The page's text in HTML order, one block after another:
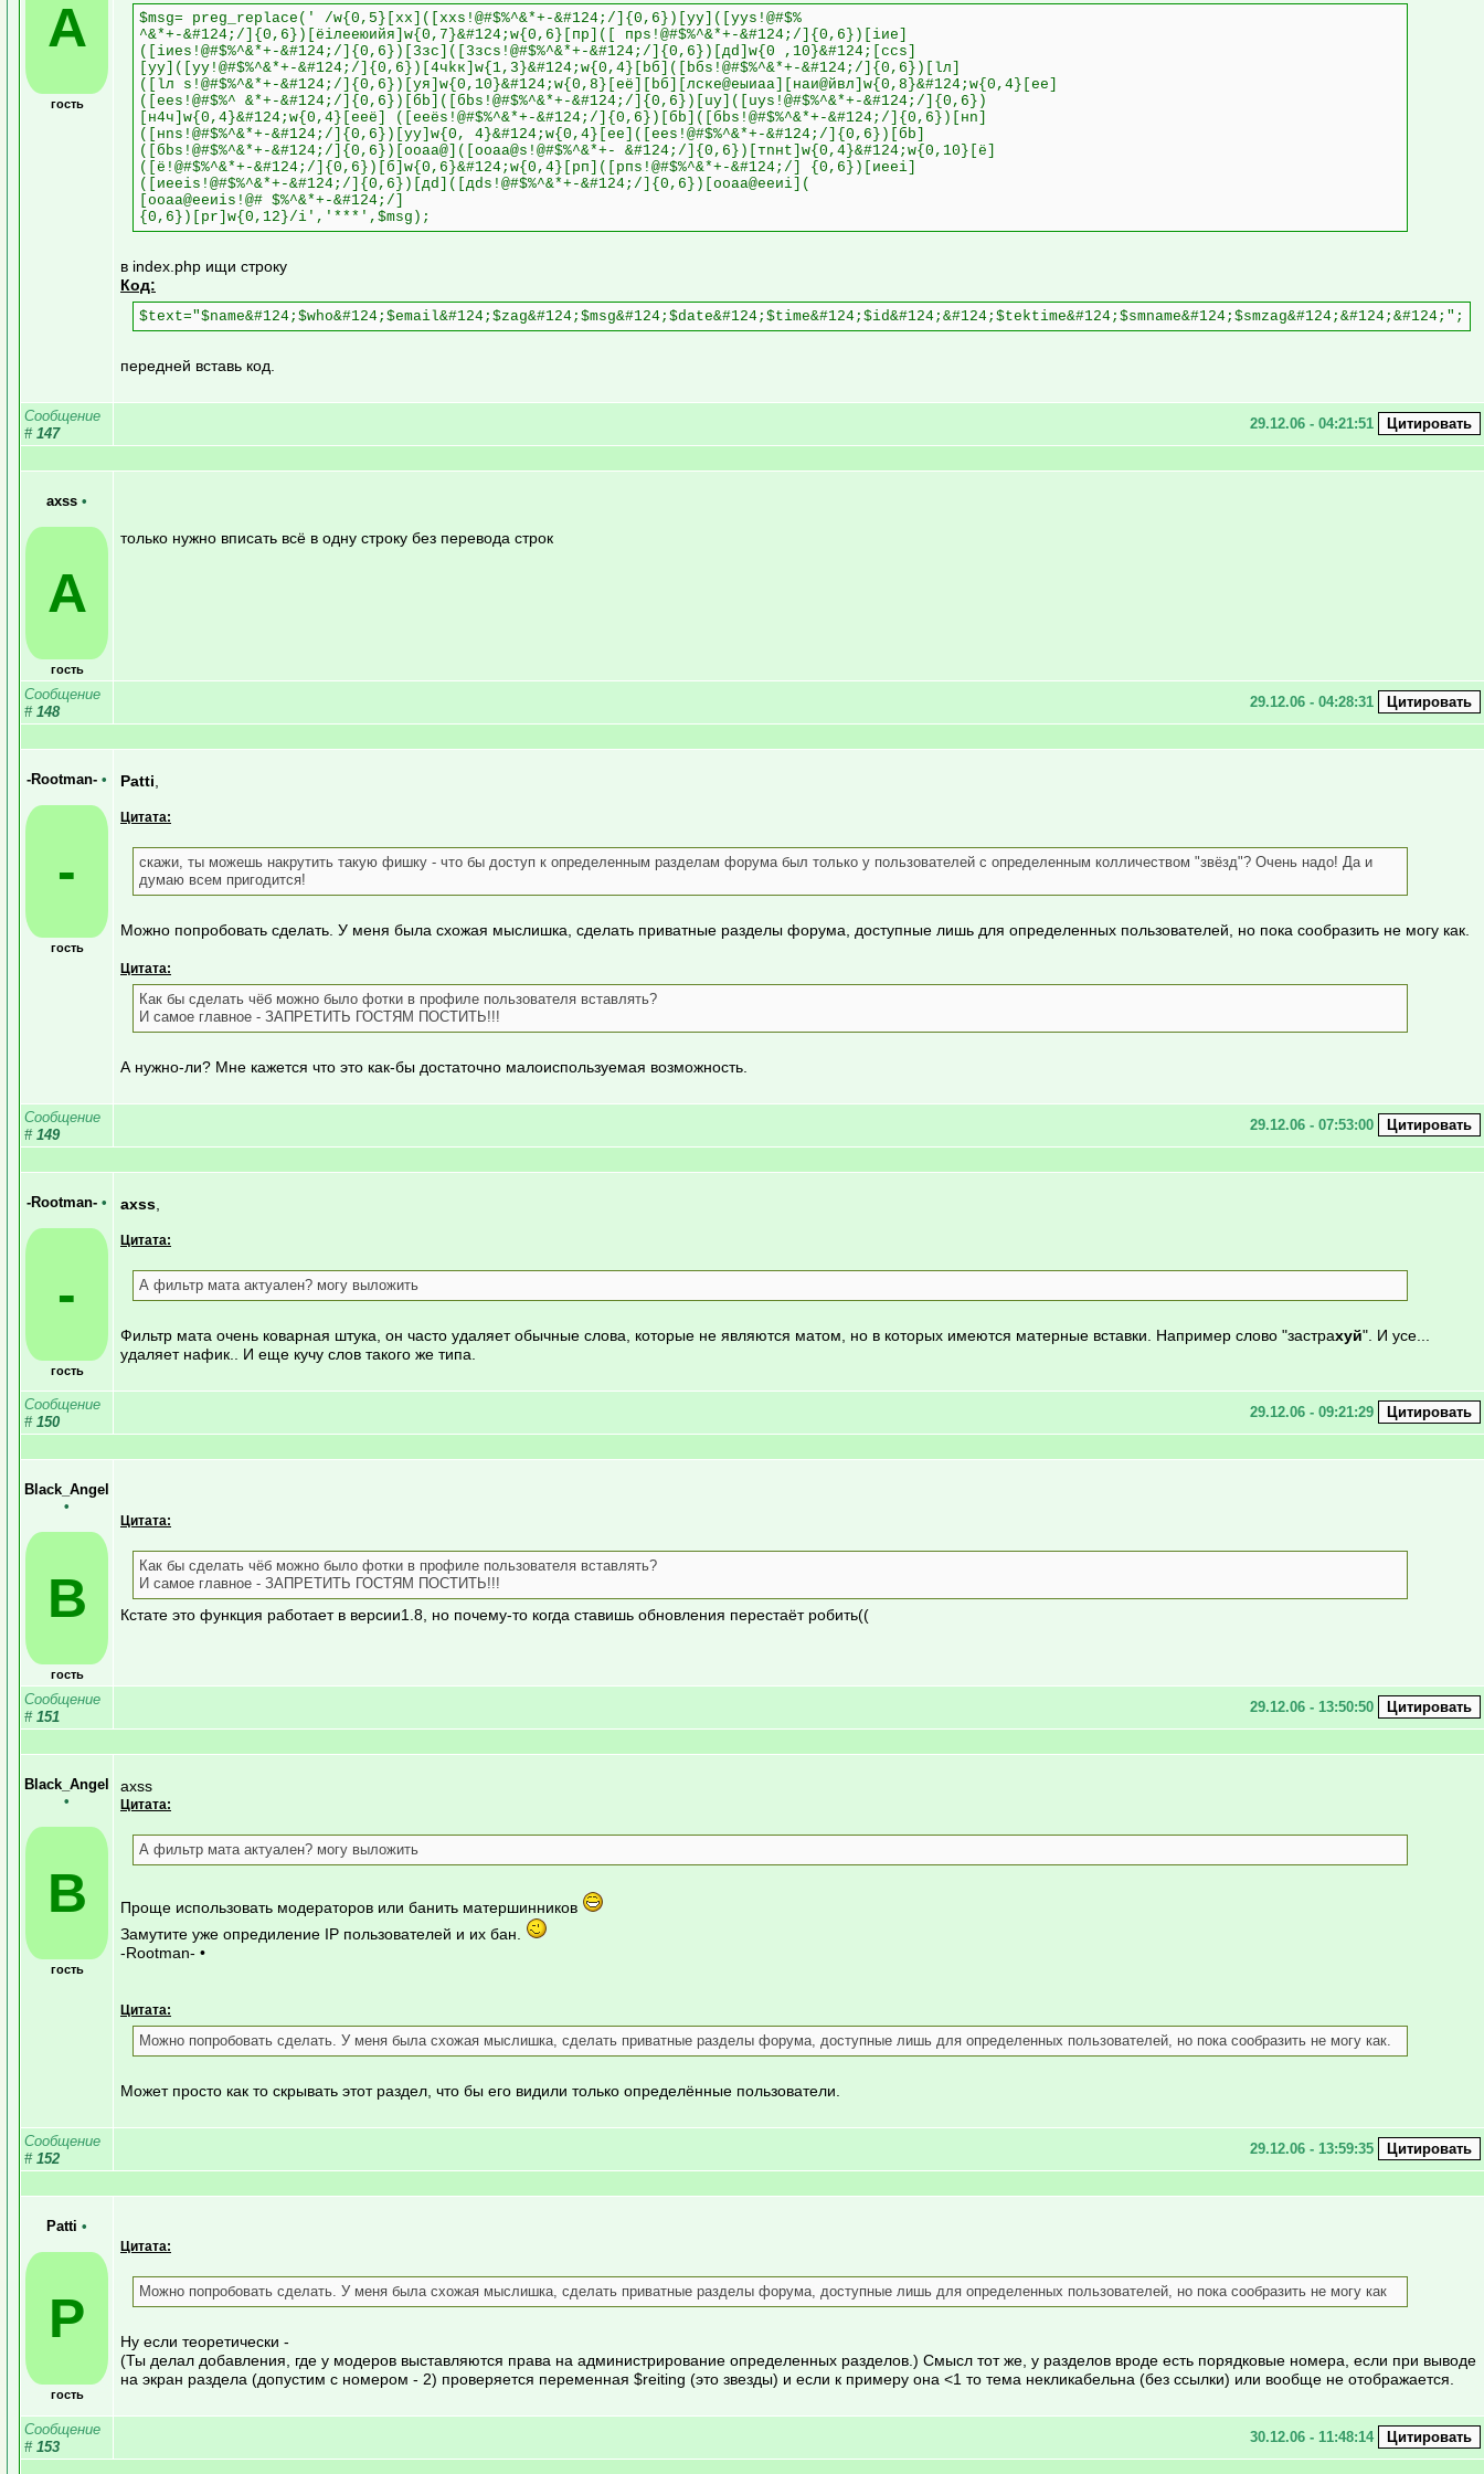
A
гость
$msg= preg_replace(' /w{0,5}[хx]([хxs!@#$%^&*+-&#124;/]{0,6})[уy]([уys!@#$%
^&*+-&#124;/]{0,6})[ёiлeеюийя]w{0,7}&#124;w{0,6}[пp]([ пps!@#$%^&*+-&#124;/]{0,6})[iие]
([iиеs!@#$%^&*+-&#124;/]{0,6})[3зс]([3зсs!@#$%^&*+-&#124;/]{0,6})[дd]w{0 ,10}&#124;[сcs]
[уy]([уy!@#$%^&*+-&#124;/]{0,6})[4чkк]w{1,3}&#124;w{0,4}[bб]([bбs!@#$%^&*+-&#124;/]{0,6})[lл]
([lл s!@#$%^&*+-&#124;/]{0,6})[yя]w{0,10}&#124;w{0,8}[её][bб][лске@eыиаa][наи@йвл]w{0,8}&#124;w{0,4}[еe]
([еes!@#$%^ &*+-&#124;/]{0,6})[бb]([бbs!@#$%^&*+-&#124;/]{0,6})[uу]([uуs!@#$%^&*+-&#124;/]{0,6})
[н4ч]w{0,4}&#124;w{0,4}[еeё] ([еeёs!@#$%^&*+-&#124;/]{0,6})[бb]([бbs!@#$%^&*+-&#124;/]{0,6})[нn]
([нns!@#$%^&*+-&#124;/]{0,6})[уy]w{0, 4}&#124;w{0,4}[еe]([еes!@#$%^&*+-&#124;/]{0,6})[бb]
([бbs!@#$%^&*+-&#124;/]{0,6})[оoаa@]([оoаa@s!@#$%^&*+- &#124;/]{0,6})[тnнt]w{0,4}&#124;w{0,10}[ё]
([ё!@#$%^&*+-&#124;/]{0,6})[б]w{0,6}&#124;w{0,4}[pп]([pпs!@#$%^&*+-&#124;/] {0,6})[иeеi]
([иeеis!@#$%^&*+-&#124;/]{0,6})[дd]([дds!@#$%^&*+-&#124;/]{0,6})[oоаa@еeиi](
[oоаa@еeиis!@# $%^&*+-&#124;/]
{0,6})[рr]w{0,12}/i','***',$msg);
в index.php ищи строку
Код:
$text="$name&#124;$who&#124;$email&#124;$zag&#124;$msg&#124;$date&#124;$time&#124;$id&#124;&#124;$tektime&#124;$smname&#124;$smzag&#124;&#124;&#124;";
передней вставь код.
Сообщение
# 147
29.12.06 - 04:21:51
axss •
A
гость
только нужно вписать всё в одну строку без перевода строк
Сообщение
# 148
29.12.06 - 04:28:31
-Rootman- •
-
гость
Patti
Цитата:
скажи, ты можешь накрутить такую фишку - что бы доступ к определенным разделам форума был только у пользователей с определенным колличеством "звёзд"? Очень надо! Да и
думаю всем пригодится!
Можно попробовать сделать. У меня была схожая мыслишка, сделать приватные разделы форума, доступные лишь для определенных пользователей, но пока сообразить не могу как.
Цитата:
Как бы сделать чёб можно было фотки в профиле пользователя вставлять?
И самое главное - ЗАПРЕТИТЬ ГОСТЯМ ПОСТИТЬ!!!
А нужно-ли? Мне кажется что это как-бы достаточно малоиспользуемая возможность.
Сообщение
# 149
29.12.06 - 07:53:00
-Rootman- •
-
гость
axss
Цитата:
А фильтр мата актуален? могу выложить
Фильтр мата очень коварная штука, он часто удаляет обычные слова, которые не являются матом, но в которых имеются матерные вставки. Например слово "застрахуй". И усе...
удаляет нафик.. И еще кучу слов такого же типа.
Сообщение
# 150
29.12.06 - 09:21:29
Black_Angel
•
B
гость
Цитата:
Как бы сделать чёб можно было фотки в профиле пользователя вставлять?
И самое главное - ЗАПРЕТИТЬ ГОСТЯМ ПОСТИТЬ!!!
Кстате это функция работает в версии1.8, но почему-то когда ставишь обновления перестаёт робить((
Сообщение
# 151
29.12.06 - 13:50:50
Black_Angel
•
B
гость
axss
Цитата:
А фильтр мата актуален? могу выложить
Проще использовать модераторов или банить матершинников
Замутите уже опредиление IP пользователей и их бан.
-Rootman- •
Цитата:
Можно попробовать сделать. У меня была схожая мыслишка, сделать приватные разделы форума, доступные лишь для определенных пользователей, но пока сообразить не могу как.
Может просто как то скрывать этот раздел, что бы его видили только определённые пользователи.
Сообщение
# 152
29.12.06 - 13:59:35
Patti •
P
гость
Цитата:
Можно попробовать сделать. У меня была схожая мыслишка, сделать приватные разделы форума, доступные лишь для определенных пользователей, но пока сообразить не могу как
Ну если теоретически -
(Ты делал добавления, где у модеров выставляются права на администрирование определенных разделов.) Смысл тот же, у разделов вроде есть порядковые номера, если при выводе
на экран раздела (допустим с номером - 2) проверяется переменная $reiting (это звезды) и если к примеру она <1 то тема некликабельна (без ссылки) или вообще не отображается.
Сообщение
# 153
30.12.06 - 11:48:14